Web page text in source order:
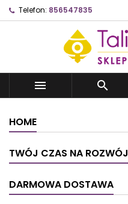
Telefon: 856547835
 
HOME
TWÓJ CZAS NA ROZWÓJ
DARMOWA DOSTAWA